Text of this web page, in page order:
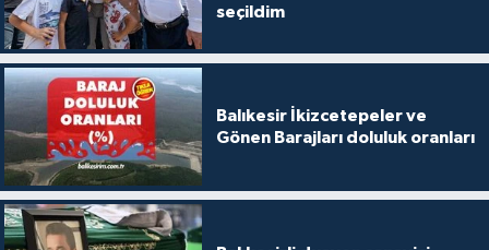
seçildim
Balıkesir İkizcetepeler ve
Gönen Barajları doluluk oranları